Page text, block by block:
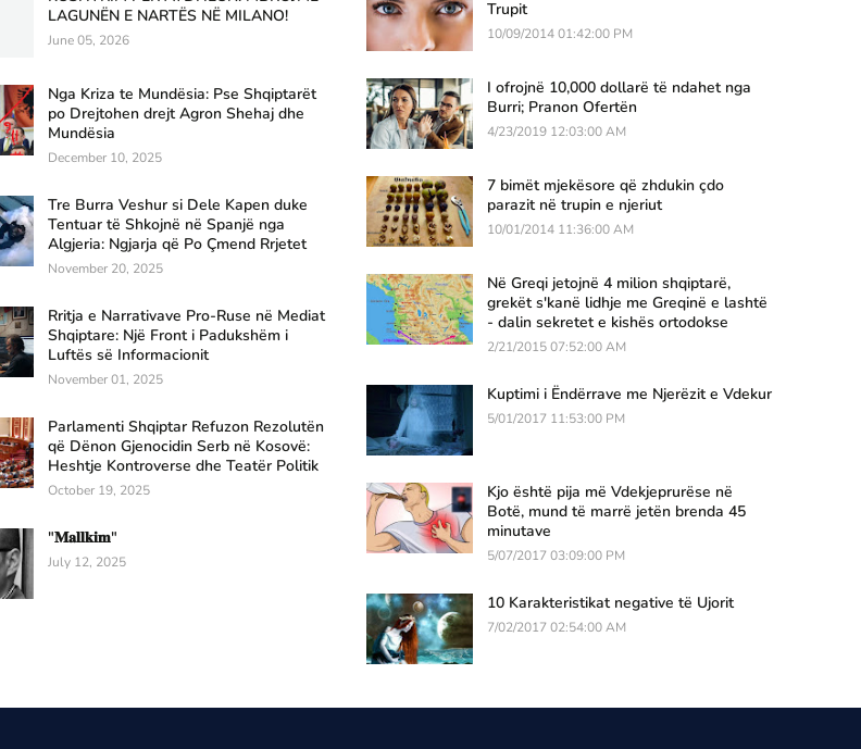
LAGUNËN E NARTËS NË MILANO!
June 05, 2026
Nga Kriza te Mundësia: Pse Shqiptarët
po Drejtohen drejt Agron Shehaj dhe
Mundësia
December 10, 2025
Tre Burra Veshur si Dele Kapen duke
Tentuar të Shkojnë në Spanjë nga
Algjeria: Ngjarja që Po Çmend Rrjetet
November 20, 2025
Rritja e Narrativave Pro-Ruse në Mediat
Shqiptare: Një Front i Padukshëm i
Luftës së Informacionit
November 01, 2025
Parlamenti Shqiptar Refuzon Rezolutën
që Dënon Gjenocidin Serb në Kosovë:
Heshtje Kontroverse dhe Teatër Politik
October 19, 2025
"𝐌𝐚𝐥𝐥𝐤𝐢𝐦"
July 12, 2025
Trupit
10/09/2014 01:42:00 PM
I ofrojnë 10,000 dollarë të ndahet nga
Burri; Pranon Ofertën
4/23/2019 12:03:00 AM
7 bimët mjekësore që zhdukin çdo
parazit në trupin e njeriut
10/01/2014 11:36:00 AM
Në Greqi jetojnë 4 milion shqiptarë,
grekët s'kanë lidhje me Greqinë e lashtë
- dalin sekretet e kishës ortodokse
2/21/2015 07:52:00 AM
Kuptimi i Ëndërrave me Njerëzit e Vdekur
5/01/2017 11:53:00 PM
Kjo është pija më Vdekjeprurëse në
Botë, mund të marrë jetën brenda 45
minutave
5/07/2017 03:09:00 PM
10 Karakteristikat negative të Ujorit
7/02/2017 02:54:00 AM